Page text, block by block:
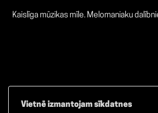
Kaislīga mūzikas mīle. Melomaniaku
Vietnē izmantojam sīkdatnes